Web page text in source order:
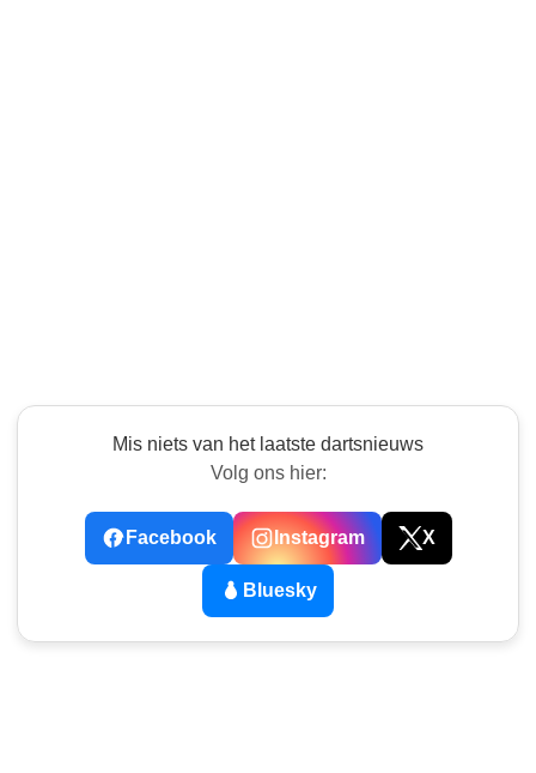
Mis niets van het laatste dartsnieuws
Volg ons hier:
Facebook Instagram X
Bluesky